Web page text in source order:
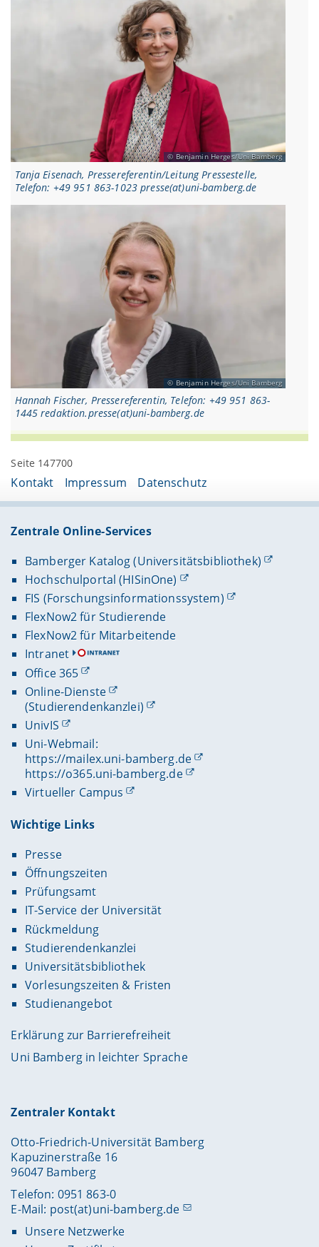
Benjamin Herges/Uni Bamberg
Tanja Eisenach, Pressereferentin/Leitung Pressestelle,
Telefon: +49 951 863-1023 presse(at)uni-bamberg.de
Benjamin Herges/Uni Bamberg
Hannah Fischer, Pressereferentin, Telefon: +49 951 863-
1445 redaktion.presse(at)uni-bamberg.de
Seite 147700
Kontakt Impressum Datenschutz
Zentrale Online-Services
Bamberger Katalog (Universitätsbibliothek)
Hochschulportal (HISinOne)
FIS (Forschungsinformationssystem)
FlexNow2 für Studierende
FlexNow2 für Mitarbeitende
Intranet
Office 365
Online-Dienste
(Studierendenkanzlei)
UnivIS
Uni-Webmail:
https://mailex.uni-bamberg.de
https://o365.uni-bamberg.de
Virtueller Campus
Wichtige Links
Presse
Öffnungszeiten
Prüfungsamt
IT-Service der Universität
Rückmeldung
Studierendenkanzlei
Universitätsbibliothek
Vorlesungszeiten & Fristen
Studienangebot
Erklärung zur Barrierefreiheit
Uni Bamberg in leichter Sprache
Zentraler Kontakt
Otto-Friedrich-Universität Bamberg
Kapuzinerstraße 16
96047 Bamberg
Telefon: 0951 863-0
E-Mail: post(at)uni-bamberg.de
Unsere Netzwerke